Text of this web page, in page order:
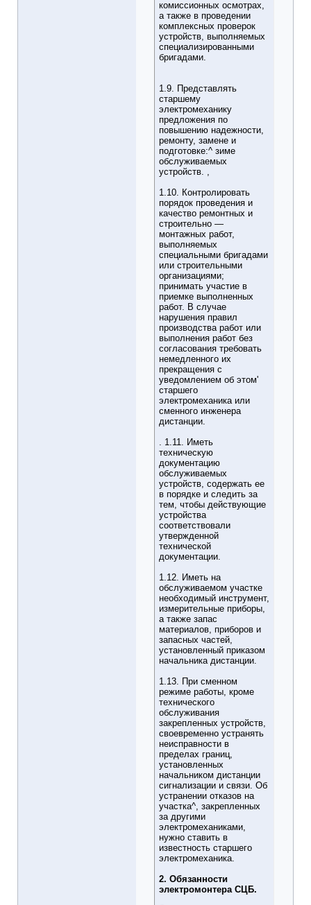
комиссионных осмотрах,
а также в проведении
комплексных проверок
устройств, выполняемых
специализированными
бригадами.
1.9. Представлять
старшему
электромеханику
предложения по
повышению надежности,
ремонту, замене и
подготовке:^ зиме
обслуживаемых
устройств. ,
1.10. Контролировать
порядок проведения и
качество ремонтных и
строительно —
монтажных работ,
выполняемых
специальными бригадами
или строительными
организациями;
принимать участие в
приемке выполненных
работ. В случае
нарушения правил
производства работ или
выполнения работ без
согласования требовать
немедленного их
прекращения с
уведомлением об этом'
старшего
электромеханика или
сменного инженера
дистанции.
. 1.11. Иметь
техническую
документацию
обслуживаемых
устройств, содержать ее
в порядке и следить за
тем, чтобы действующие
устройства
соответствовали
утвержденной
технической
документации.
1.12. Иметь на
обслуживаемом участке
необходимый инструмент,
измерительные приборы,
а также запас
материалов, приборов и
запасных частей,
установленный приказом
начальника дистанции.
1.13. При сменном
режиме работы, кроме
технического
обслуживания
закрепленных устройств,
своевременно устранять
неисправности в
пределах границ,
установленных
начальником дистанции
сигнализации и связи. Об
устранении отказов на
участка^, закрепленных
за другими
электромеханиками,
нужно ставить в
известность старшего
электромеханика.
2. Обязанности
электромонтера СЦБ.